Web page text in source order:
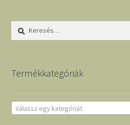
Keresés:
Termékkategóriák
Válassz egy kategóriát